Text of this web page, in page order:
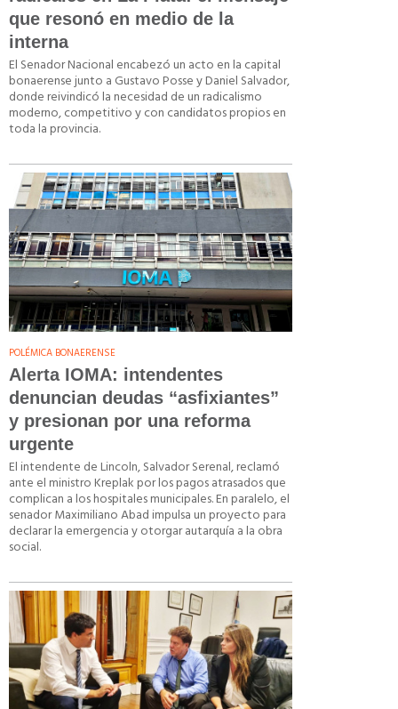
que resonó en medio de la
interna
El Senador Nacional encabezó un acto en la capital
bonaerense junto a Gustavo Posse y Daniel Salvador,
donde reivindicó la necesidad de un radicalismo
moderno, competitivo y con candidatos propios en
toda la provincia.
POLÉMICA BONAERENSE
Alerta IOMA: intendentes
denuncian deudas “asfixiantes”
y presionan por una reforma
urgente
El intendente de Lincoln, Salvador Serenal, reclamó
ante el ministro Kreplak por los pagos atrasados que
complican a los hospitales municipales. En paralelo, el
senador Maximiliano Abad impulsa un proyecto para
declarar la emergencia y otorgar autarquía a la obra
social.